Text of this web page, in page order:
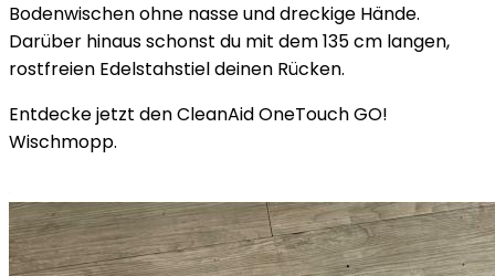
Bodenwischen ohne nasse und dreckige Hände.
Darüber hinaus schonst du mit dem 135 cm langen,
rostfreien Edelstahstiel deinen Rücken.
Entdecke jetzt den CleanAid OneTouch GO!
Wischmopp.